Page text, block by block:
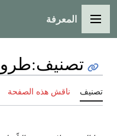
القائمة الرئيسية
المعرفة
تصنيف:
تصنيف ناقش هذه الصفحة